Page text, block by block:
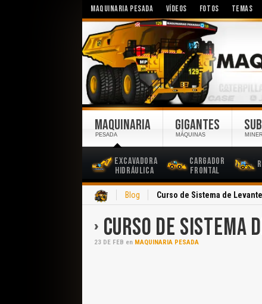
MAQUINARIA PESADA VÍDEOS FOTOS TEMAS
MAQUINARIA
PESADA
Excavadora
Hidráulica
Cargador
Frontal
GIGANTES
MÁQUINAS
Blog Curso de Sistema de
CURSO DE SISTEMA
23 DE FEB en MAQUINARIA PESADA